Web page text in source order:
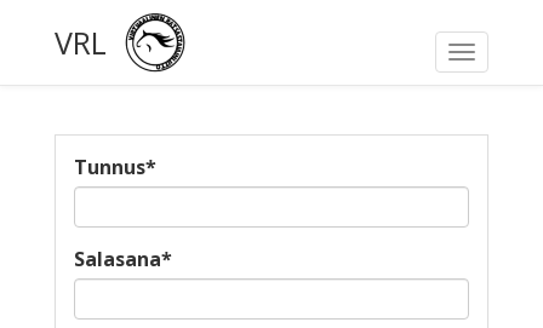
Toggle
VRL
Tunnus*
Salasana*